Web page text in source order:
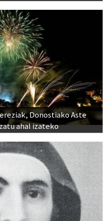
Donostiako Aste
ahal izateko